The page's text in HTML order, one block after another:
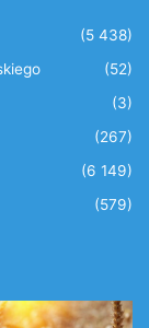
(5 438)
(52)
(3)
(267)
(6 149)
(579)